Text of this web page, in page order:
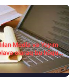
Media və Yayım
olaraq bu hüquq
də verilib